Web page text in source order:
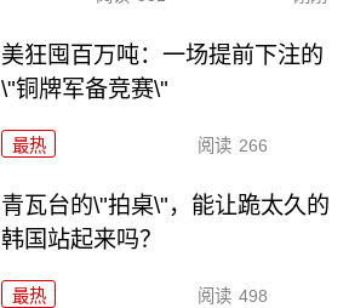
美狂囤百万吨：一场提前下注的
\"铜牌军备竞赛\"
最热 阅读 266
青瓦台的\"拍桌\"，能让跪太久的
韩国站起来吗？
最热 阅读 498